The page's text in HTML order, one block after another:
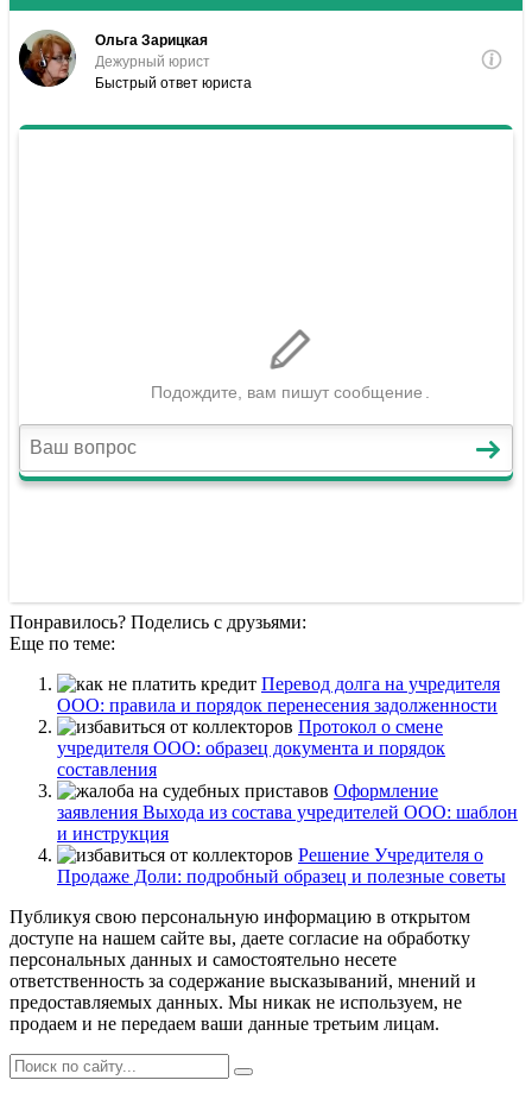
Понравилось? Поделись с друзьями:
Еще по теме:
Перевод долга на учредителя
ООО: правила и порядок перенесения задолженности
Протокол о смене
учредителя ООО: образец документа и порядок
составления
Оформление
заявления Выхода из состава учредителей ООО: шаблон
и инструкция
Решение Учредителя о
Продаже Доли: подробный образец и полезные советы
Публикуя свою персональную информацию в открытом
доступе на нашем сайте вы, даете согласие на обработку
персональных данных и самостоятельно несете
ответственность за содержание высказываний, мнений и
предоставляемых данных. Мы никак не используем, не
продаем и не передаем ваши данные третьим лицам.